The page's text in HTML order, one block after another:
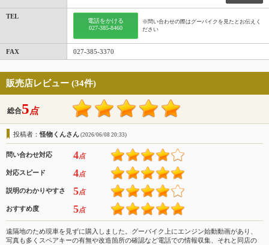
TEL
電話をかける
027-385-8460
※問い合わせの際はグーバイクを見たとお伝えく
ださい
FAX 027-385-3370
販売店レビュー (34件)
総合5点
投稿者：怪物くんさん (2026/06/08 20:33)
問い合わせ対応 4点
対応スピード 4点
説明のわかりやすさ 5点
おすすめ度 5点
遠隔地のため現車を見ずに購入しました。グーバイク上にエンジン始動動画があり、
写真も多くスペアキーの有無や改造箇所の確認など電話での情報収集、それと同店の